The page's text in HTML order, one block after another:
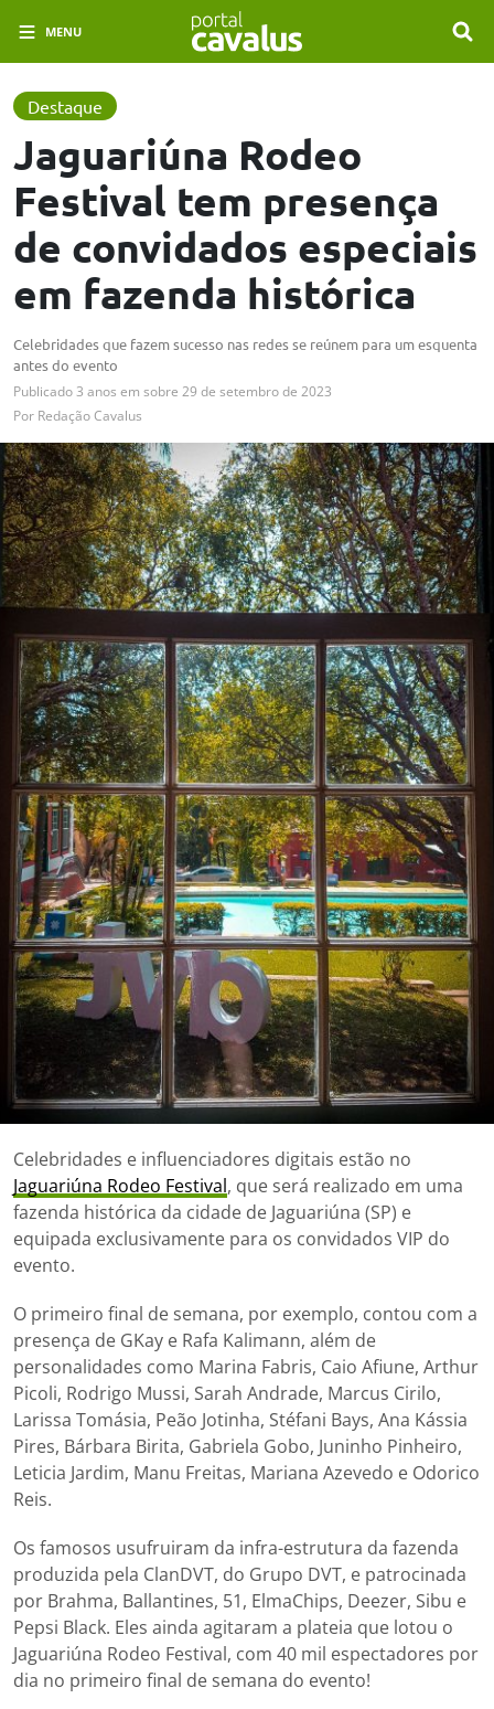
MENU
Destaque
Jaguariúna Rodeo
Festival tem presença
de convidados especiais
em fazenda histórica
Celebridades que fazem sucesso nas redes se reúnem para um esquenta
antes do evento
Publicado3 anos em sobre 29 de setembro de 2023
Por Redação Cavalus
Celebridades e influenciadores digitais estão no
Jaguariúna Rodeo Festival, que será realizado em uma
fazenda histórica da cidade de Jaguariúna (SP) e
equipada exclusivamente para os convidados VIP do
evento.
O primeiro final de semana, por exemplo, contou com a
presença de GKay e Rafa Kalimann, além de
personalidades como Marina Fabris, Caio Afiune, Arthur
Picoli, Rodrigo Mussi, Sarah Andrade, Marcus Cirilo,
Larissa Tomásia, Peão Jotinha, Stéfani Bays, Ana Kássia
Pires, Bárbara Birita, Gabriela Gobo, Juninho Pinheiro,
Leticia Jardim, Manu Freitas, Mariana Azevedo e Odorico
Reis.
Os famosos usufruiram da infra-estrutura da fazenda
produzida pela ClanDVT, do Grupo DVT, e patrocinada
por Brahma, Ballantines, 51, ElmaChips, Deezer, Sibu e
Pepsi Black. Eles ainda agitaram a plateia que lotou o
Jaguariúna Rodeo Festival, com 40 mil espectadores por
dia no primeiro final de semana do evento!